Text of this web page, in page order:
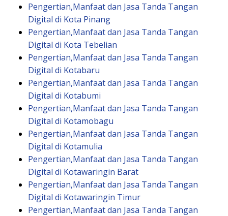
Pengertian,Manfaat dan Jasa Tanda Tangan
Digital di Kota Pinang
Pengertian,Manfaat dan Jasa Tanda Tangan
Digital di Kota Tebelian
Pengertian,Manfaat dan Jasa Tanda Tangan
Digital di Kotabaru
Pengertian,Manfaat dan Jasa Tanda Tangan
Digital di Kotabumi
Pengertian,Manfaat dan Jasa Tanda Tangan
Digital di Kotamobagu
Pengertian,Manfaat dan Jasa Tanda Tangan
Digital di Kotamulia
Pengertian,Manfaat dan Jasa Tanda Tangan
Digital di Kotawaringin Barat
Pengertian,Manfaat dan Jasa Tanda Tangan
Digital di Kotawaringin Timur
Pengertian,Manfaat dan Jasa Tanda Tangan